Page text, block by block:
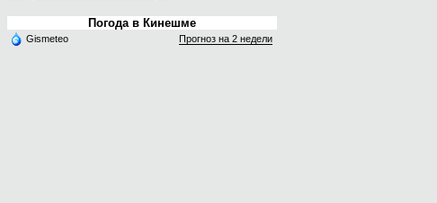
Погода в Кинешме
Gismeteo Прогноз на 2 недели